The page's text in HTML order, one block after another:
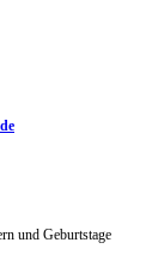
und Geburtstage